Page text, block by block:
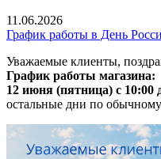
11.06.2026
График работы в День
Уважаемые клиенты,
График работы магазина:
12 июня (пятница) с 10:00
остальные дни по